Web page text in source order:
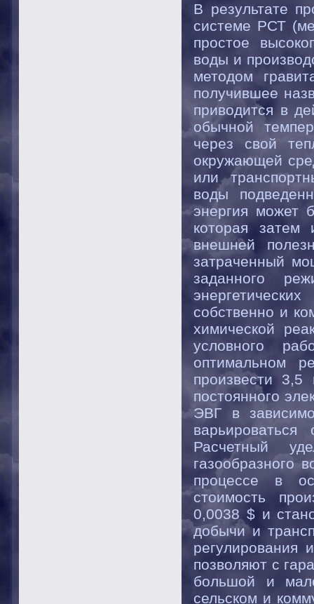
В результате
системе РСТ
простое
воды и
методом
получившее
приводится в
обычной
через свой
окружающей
или
воды
энергия может
которая затем
внешней
затраченный
заданного
собственно и
химической
условного
оптимальном
произвести
постоянного
ЭВГ в
Расчетный
газообразного
процессе в
стоимость
0,0038 $ и
добычи и
регулирования
позволяют с
большой и
сельском и